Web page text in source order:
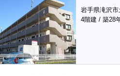
岩手県滝沢市
4階建 / 築28